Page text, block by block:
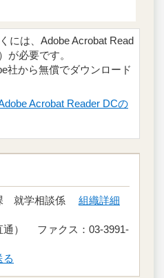
には、Adobe Acrobat Read
が必要です。
社から無償でダウンロード
Acrobat Reader DCの
就学相談係 組織詳細
通） ファクス：03-3991-
る